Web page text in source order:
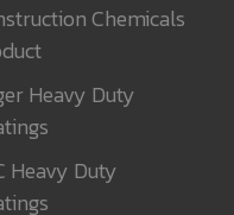
Chemicals
Heavy Duty
Heavy Duty